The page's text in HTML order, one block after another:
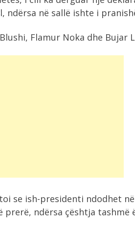
ndërsa në sallë ishte i
Flamur Noka dhe Bujar
se ish-presidenti ndodhet
prerë, ndërsa çështja tashmë